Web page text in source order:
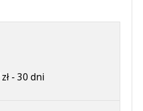
zł - 30 dni